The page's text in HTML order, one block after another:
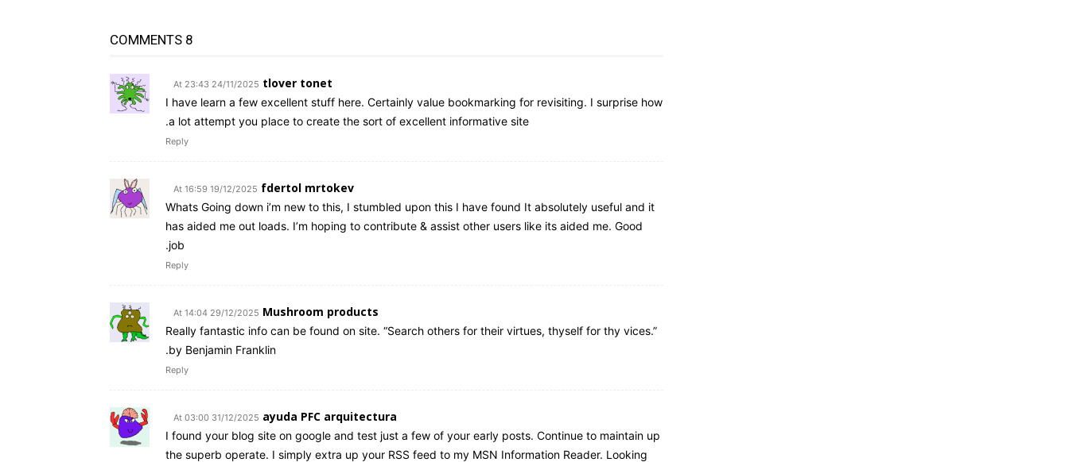
8 COMMENTS
tlover tonet
24/11/2025 At 23:43
I have learn a few excellent stuff here. Certainly value bookmarking for revisiting. I surprise how
a lot attempt you place to create the sort of excellent informative site.
Reply
fdertol mrtokev
19/12/2025 At 16:59
Whats Going down i’m new to this, I stumbled upon this I have found It absolutely useful and it
has aided me out loads. I’m hoping to contribute & assist other users like its aided me. Good
job.
Reply
Mushroom products
29/12/2025 At 14:04
Really fantastic info can be found on site. “Search others for their virtues, thyself for thy vices.”
by Benjamin Franklin.
Reply
ayuda PFC arquitectura
31/12/2025 At 03:00
I found your blog site on google and test just a few of your early posts. Continue to maintain up
the superb operate. I simply extra up your RSS feed to my MSN Information Reader. Looking